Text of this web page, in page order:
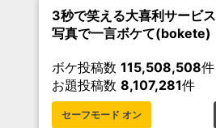
3秒で笑える大喜利サービス
写真で一言ボケて(bokete)
ボケ投稿数 115,508,508件
お題投稿数 8,107,281件
セーフモード オン